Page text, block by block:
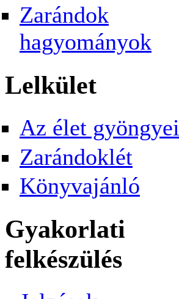
Zarándok
hagyományok
Lelkület
Az élet gyöngyei
Zarándoklét
Könyvajánló
Gyakorlati
felkészülés